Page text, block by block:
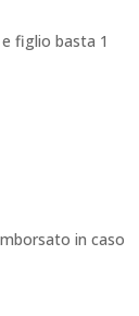
figlio basta 1
in caso